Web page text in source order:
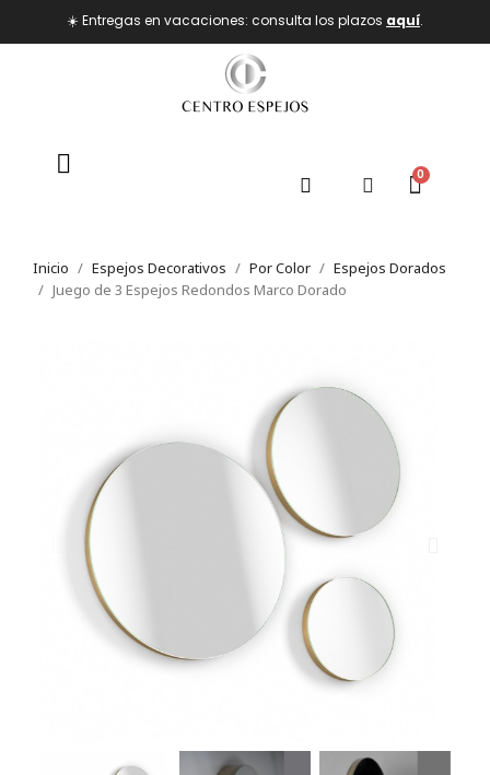
☀️ Entregas en vacaciones: consulta los plazos aquí.
Inicio Espejos Decorativos Por Color
Espejos Dorados
Juego de 3 Espejos Redondos Marco Dorado